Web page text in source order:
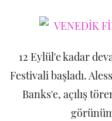
12 Eylül'e kadar
Festivali başladı.
Banks'e, açılış